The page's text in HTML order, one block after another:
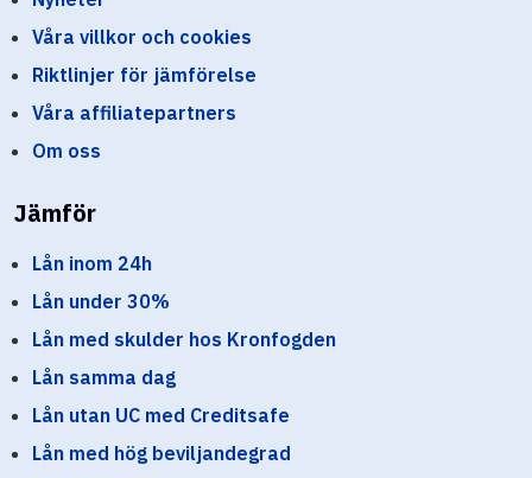
Våra villkor och cookies
Riktlinjer för jämförelse
Våra affiliatepartners
Om oss
Jämför
Lån inom 24h
Lån under 30%
Lån med skulder hos Kronfogden
Lån samma dag
Lån utan UC med Creditsafe
Lån med hög beviljandegrad